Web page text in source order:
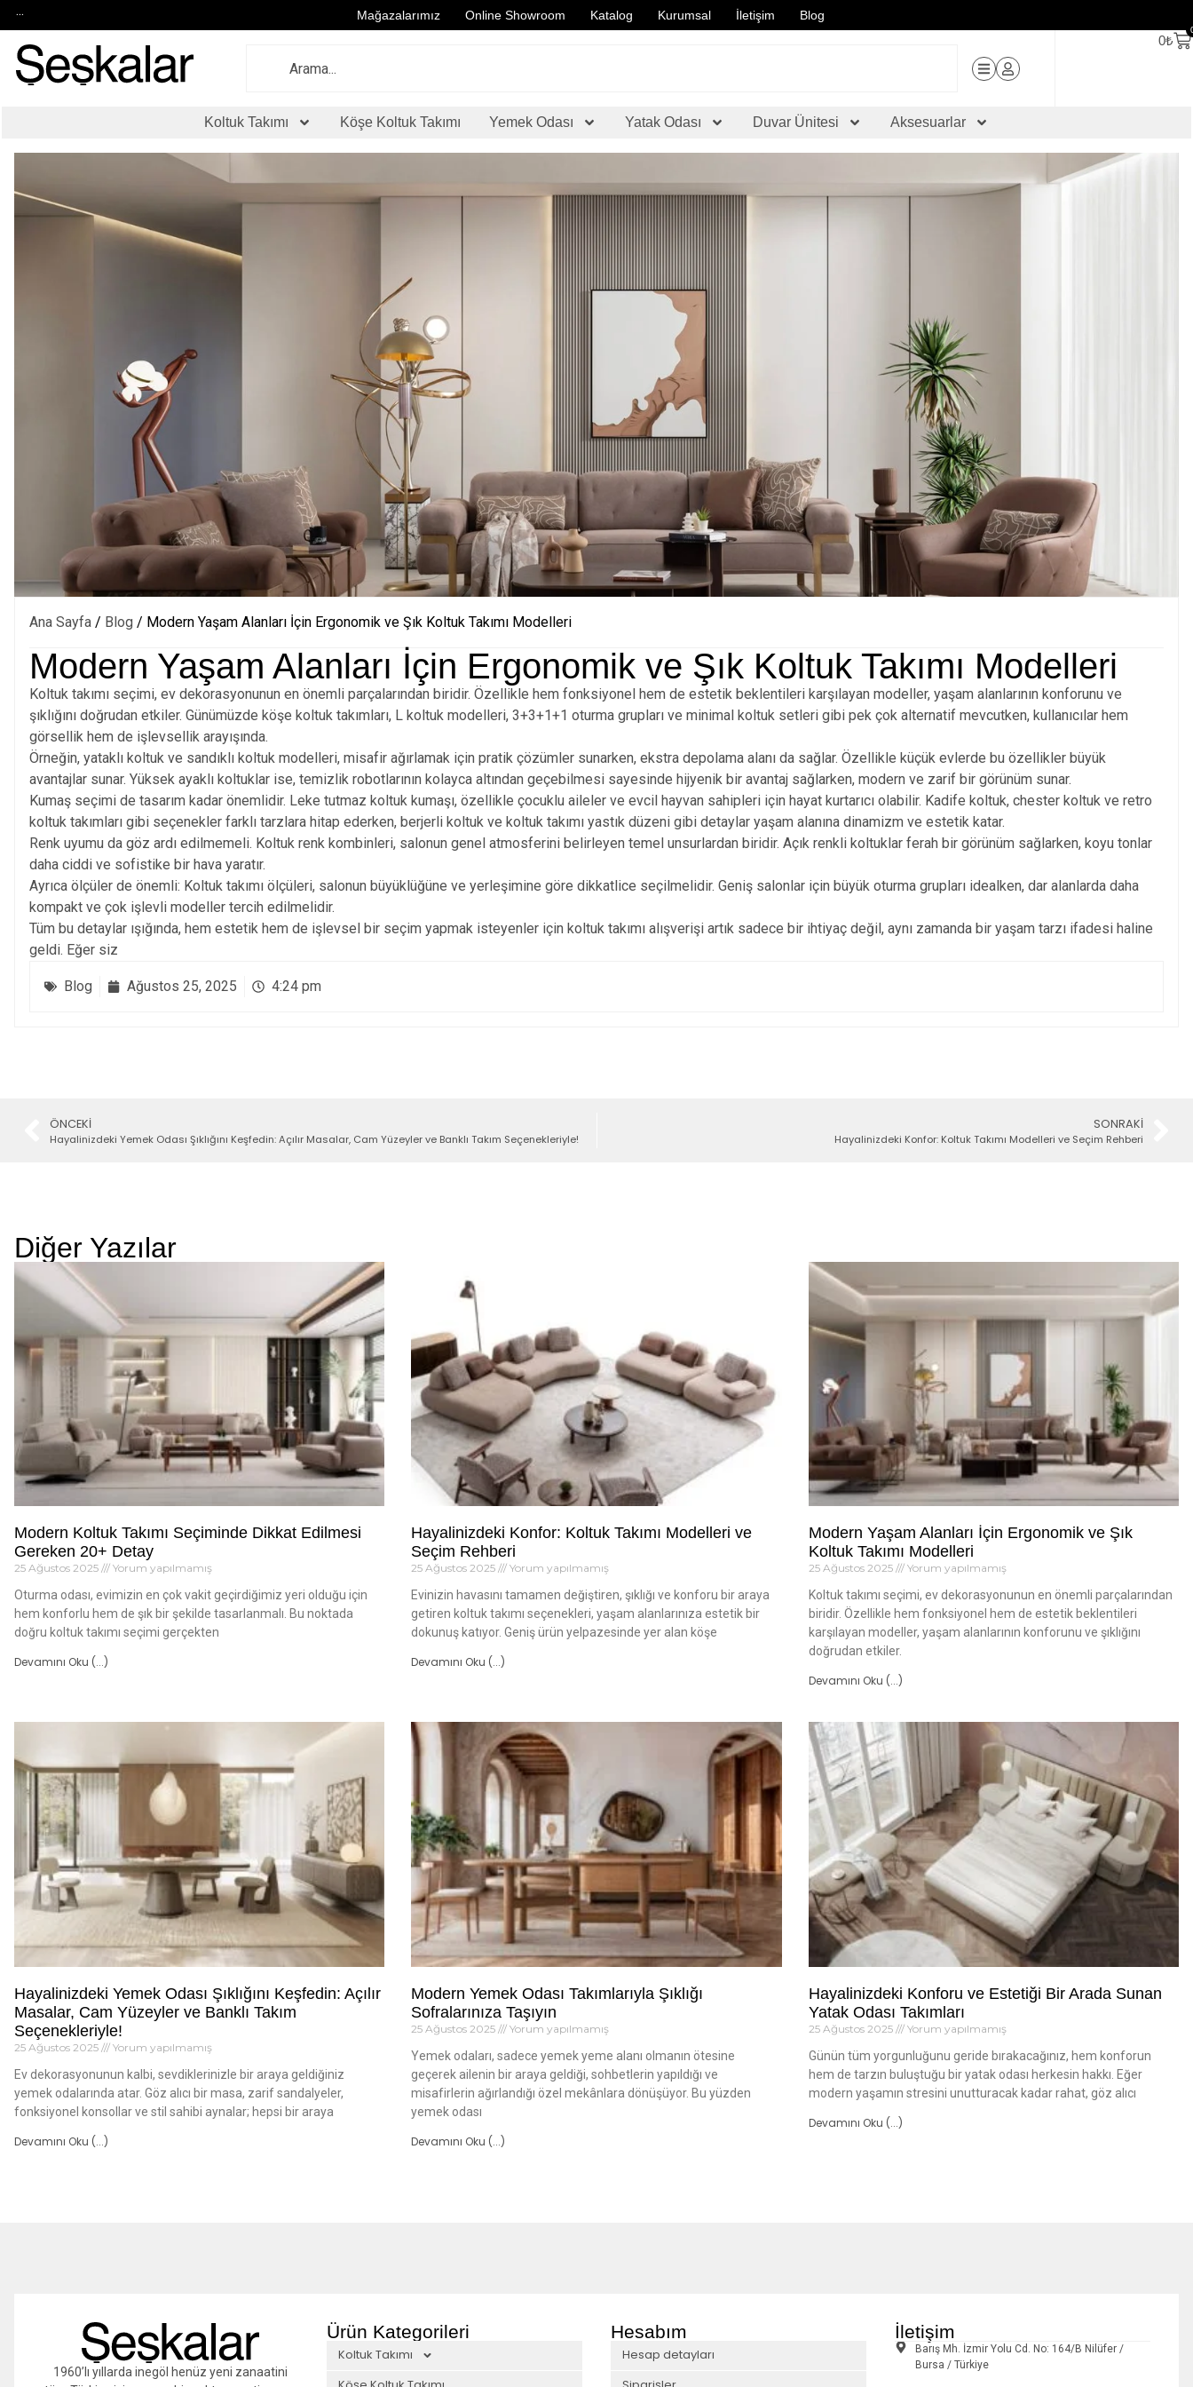
... Mağazalarımız Online Showroom Katalog Kurumsal İletişim Blog
0₺
Koltuk Takımı Köşe Koltuk Takımı Yemek Odası Yatak Odası Duvar Ünitesi Aksesuarlar
Ana Sayfa / Blog / Modern Yaşam Alanları İçin Ergonomik ve Şık Koltuk Takımı Modelleri
Modern Yaşam Alanları İçin Ergonomik ve Şık Koltuk Takımı Modelleri
Koltuk takımı seçimi, ev dekorasyonunun en önemli parçalarından biridir. Özellikle hem fonksiyonel hem de estetik beklentileri karşılayan modeller, yaşam alanlarının konforunu ve
şıklığını doğrudan etkiler. Günümüzde köşe koltuk takımları, L koltuk modelleri, 3+3+1+1 oturma grupları ve minimal koltuk setleri gibi pek çok alternatif mevcutken, kullanıcılar hem
görsellik hem de işlevsellik arayışında.
Örneğin, yataklı koltuk ve sandıklı koltuk modelleri, misafir ağırlamak için pratik çözümler sunarken, ekstra depolama alanı da sağlar. Özellikle küçük evlerde bu özellikler büyük
avantajlar sunar. Yüksek ayaklı koltuklar ise, temizlik robotlarının kolayca altından geçebilmesi sayesinde hijyenik bir avantaj sağlarken, modern ve zarif bir görünüm sunar.
Kumaş seçimi de tasarım kadar önemlidir. Leke tutmaz koltuk kumaşı, özellikle çocuklu aileler ve evcil hayvan sahipleri için hayat kurtarıcı olabilir. Kadife koltuk, chester koltuk ve retro
koltuk takımları gibi seçenekler farklı tarzlara hitap ederken, berjerli koltuk ve koltuk takımı yastık düzeni gibi detaylar yaşam alanına dinamizm ve estetik katar.
Renk uyumu da göz ardı edilmemeli. Koltuk renk kombinleri, salonun genel atmosferini belirleyen temel unsurlardan biridir. Açık renkli koltuklar ferah bir görünüm sağlarken, koyu tonlar
daha ciddi ve sofistike bir hava yaratır.
Ayrıca ölçüler de önemli: Koltuk takımı ölçüleri, salonun büyüklüğüne ve yerleşimine göre dikkatlice seçilmelidir. Geniş salonlar için büyük oturma grupları idealken, dar alanlarda daha
kompakt ve çok işlevli modeller tercih edilmelidir.
Tüm bu detaylar ışığında, hem estetik hem de işlevsel bir seçim yapmak isteyenler için koltuk takımı alışverişi artık sadece bir ihtiyaç değil, aynı zamanda bir yaşam tarzı ifadesi haline
geldi. Eğer siz
Blog Ağustos 25, 2025 4:24 pm
ÖNCEKI
Hayalinizdeki Yemek Odası Şıklığını Keşfedin: Açılır Masalar, Cam Yüzeyler ve Banklı Takım Seçenekleriyle!
SONRAKI
Hayalinizdeki Konfor: Koltuk Takımı Modelleri ve Seçim Rehberi
Diğer Yazılar
Modern Koltuk Takımı Seçiminde Dikkat Edilmesi
Gereken 20+ Detay
25 Ağustos 2025 Yorum yapılmamış
Oturma odası, evimizin en çok vakit geçirdiğimiz yeri olduğu için
hem konforlu hem de şık bir şekilde tasarlanmalı. Bu noktada
doğru koltuk takımı seçimi gerçekten
Devamını Oku (...)
Hayalinizdeki Konfor: Koltuk Takımı Modelleri ve
Seçim Rehberi
25 Ağustos 2025 Yorum yapılmamış
Evinizin havasını tamamen değiştiren, şıklığı ve konforu bir araya
getiren koltuk takımı seçenekleri, yaşam alanlarınıza estetik bir
dokunuş katıyor. Geniş ürün yelpazesinde yer alan köşe
Devamını Oku (...)
Modern Yaşam Alanları İçin Ergonomik ve Şık
Koltuk Takımı Modelleri
25 Ağustos 2025 Yorum yapılmamış
Koltuk takımı seçimi, ev dekorasyonunun en önemli parçalarından
biridir. Özellikle hem fonksiyonel hem de estetik beklentileri
karşılayan modeller, yaşam alanlarının konforunu ve şıklığını
doğrudan etkiler.
Devamını Oku (...)
Hayalinizdeki Yemek Odası Şıklığını Keşfedin: Açılır
Masalar, Cam Yüzeyler ve Banklı Takım
Seçenekleriyle!
25 Ağustos 2025 Yorum yapılmamış
Ev dekorasyonunun kalbi, sevdiklerinizle bir araya geldiğiniz
yemek odalarında atar. Göz alıcı bir masa, zarif sandalyeler,
fonksiyonel konsollar ve stil sahibi aynalar; hepsi bir araya
Devamını Oku (...)
Modern Yemek Odası Takımlarıyla Şıklığı
Sofralarınıza Taşıyın
25 Ağustos 2025 Yorum yapılmamış
Yemek odaları, sadece yemek yeme alanı olmanın ötesine
geçerek ailenin bir araya geldiği, sohbetlerin yapıldığı ve
misafirlerin ağırlandığı özel mekânlara dönüşüyor. Bu yüzden
yemek odası
Devamını Oku (...)
Hayalinizdeki Konforu ve Estetiği Bir Arada Sunan
Yatak Odası Takımları
25 Ağustos 2025 Yorum yapılmamış
Günün tüm yorgunluğunu geride bırakacağınız, hem konforun
hem de tarzın buluştuğu bir yatak odası herkesin hakkı. Eğer
modern yaşamın stresini unutturacak kadar rahat, göz alıcı
Devamını Oku (...)
1960’lı yıllarda inegöl henüz yeni zanaatini
Ürün Kategorileri
Koltuk Takımı
Hesabım
Hesap detayları
İletişim
Barış Mh. İzmir Yolu Cd. No: 164/B Nilüfer /
Bursa / Türkiye